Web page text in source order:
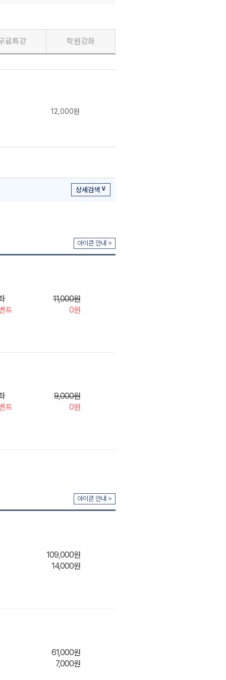
료특강 학원강좌
12,000원
상세검색
아이콘 안내 >
11,000원
트
0원
9,000원
트
0원
아이콘 안내 >
109,000원
14,000원
61,000원
7,000원